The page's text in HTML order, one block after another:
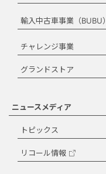
輸入中古車事業（BUBU）
チャレンジ事業
グランドストア
ニュースメディア
トピックス
リコール情報